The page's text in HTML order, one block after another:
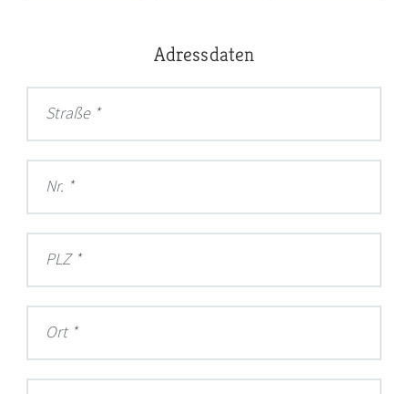
Adressdaten
Straße
Nr.
PLZ
Ort